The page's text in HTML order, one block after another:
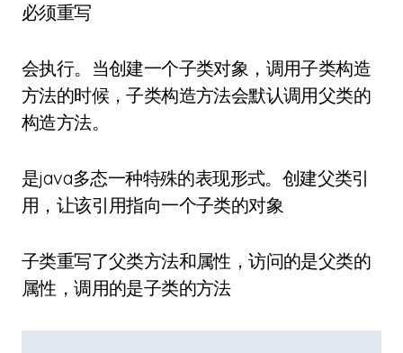
必须重写
会执行。当创建一个子类对象，调用子类构造
方法的时候，子类构造方法会默认调用父类的
构造方法。
是java多态一种特殊的表现形式。创建父类引
用，让该引用指向一个子类的对象
子类重写了父类方法和属性，访问的是父类的
属性，调用的是子类的方法